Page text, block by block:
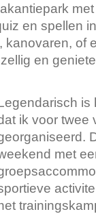
en spellen
of
en
is
ik voor twee
met
het